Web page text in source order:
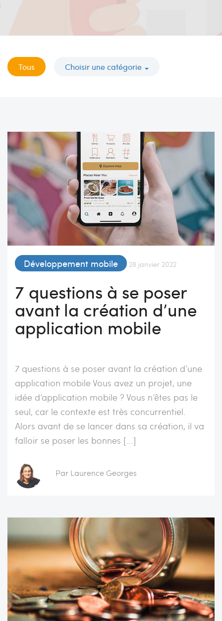
Tous Choisir une catégorie
Développement mobile 28 janvier 2022
7 questions à se poser
avant la création d’une
application mobile
7 questions à se poser avant la création d’une
application mobile Vous avez un projet, une
idée d’application mobile ? Vous n’êtes pas le
seul, car le contexte est très concurrentiel.
Alors avant de se lancer dans sa création, il va
falloir se poser les bonnes [...]
Par Laurence Georges